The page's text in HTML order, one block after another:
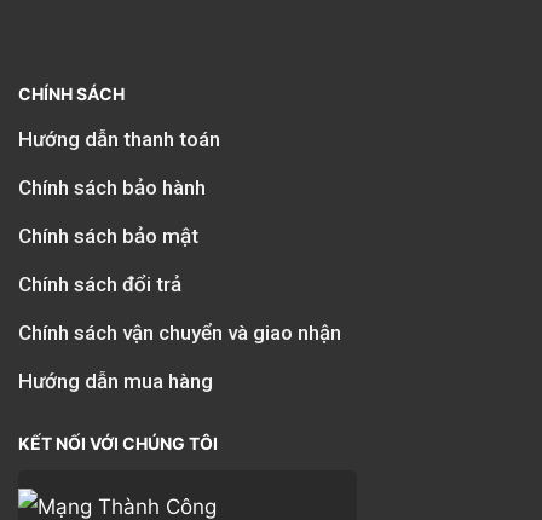
CHÍNH SÁCH
Hướng dẫn thanh toán
Chính sách bảo hành
Chính sách bảo mật
Chính sách đổi trả
Chính sách vận chuyển và giao nhận
Hướng dẫn mua hàng
KẾT NỐI VỚI CHÚNG TÔI